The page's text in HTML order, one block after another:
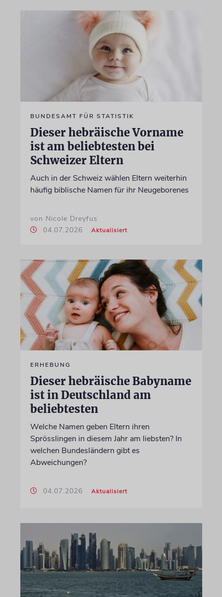
BUNDESAMT FÜR STATISTIK
Dieser hebräische Vorname
ist am beliebtesten bei
Schweizer Eltern
Auch in der Schweiz wählen Eltern weiterhin
häufig biblische Namen für ihr Neugeborenes
von Nicole Dreyfus
04.07.2026
Aktualisiert
ERHEBUNG
Dieser hebräische Babyname
ist in Deutschland am
beliebtesten
Welche Namen geben Eltern ihren
Sprösslingen in diesem Jahr am liebsten? In
welchen Bundesländern gibt es
Abweichungen?
04.07.2026 Aktualisiert